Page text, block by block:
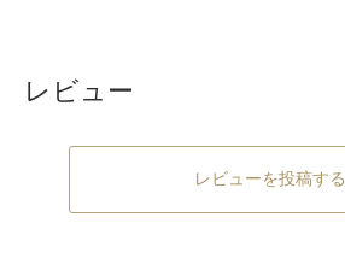
レビュー
レビューを投稿する